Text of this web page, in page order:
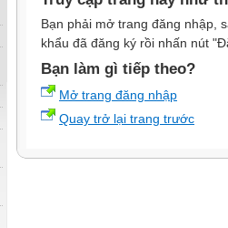
Bạn phải mở trang đăng nhập,
khẩu đã đăng ký rồi nhấn nút
Bạn làm gì tiếp theo?
Mở trang đăng nhập
Quay trở lại trang trước